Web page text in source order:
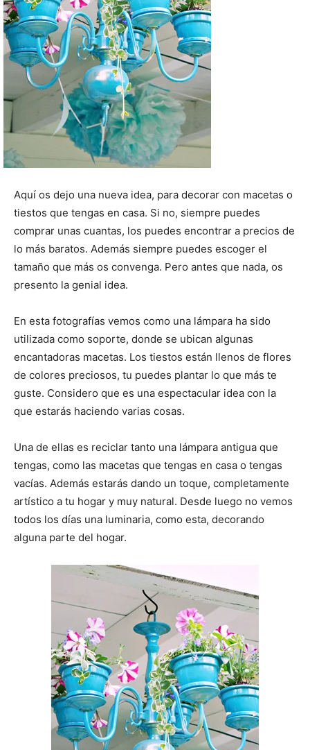
Aquí os dejo una nueva idea, para decorar con macetas o
tiestos que tengas en casa. Si no, siempre puedes
comprar unas cuantas, los puedes encontrar a precios de
lo más baratos. Además siempre puedes escoger el
tamaño que más os convenga. Pero antes que nada, os
presento la genial idea.
En esta fotografías vemos como una lámpara ha sido
utilizada como soporte, donde se ubican algunas
encantadoras macetas. Los tiestos están llenos de flores
de colores preciosos, tu puedes plantar lo que más te
guste. Considero que es una espectacular idea con la
que estarás haciendo varias cosas.
Una de ellas es reciclar tanto una lámpara antigua que
tengas, como las macetas que tengas en casa o tengas
vacías. Además estarás dando un toque, completamente
artístico a tu hogar y muy natural. Desde luego no vemos
todos los días una luminaria, como esta, decorando
alguna parte del hogar.